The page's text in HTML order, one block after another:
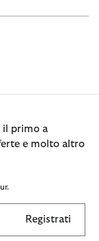
il primo a
e molto altro
Registrati